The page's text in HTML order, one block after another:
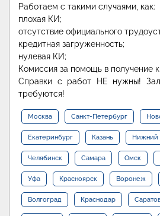
Работаем с такими случаями, как:
плохая КИ;
отсутствие официального
кредитная загруженность;
нулевая КИ;
Комиссия за помощь в получение
Справки с работ НЕ нужны!
требуются!
Москва Санкт-Петербург
Екатеринбург Казань Нижний
Челябинск Самара Омск
Уфа Красноярск Воронеж
Волгоград Краснодар